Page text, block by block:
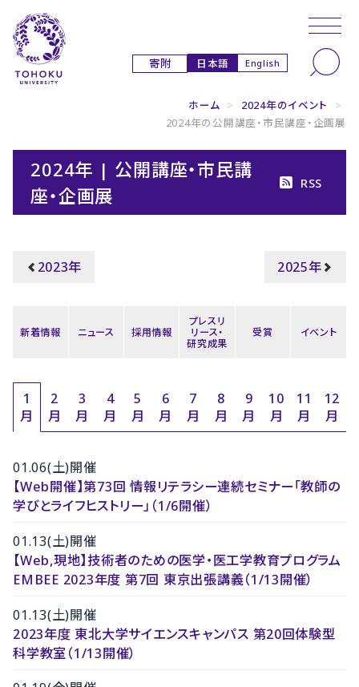
寄附 日本語 English
ホーム > 2024年のイベント
>
2024年の公開講座・市民講座・企画展
2024年 | 公開講座・市民講
座・企画展
RSS
2023年 2025年
新着情報 ニュース 採用情報
プレスリ
リース・
研究成果
受賞 イベント
1
月
2
月
3
月
4
月
5
月
6
月
7
月
8
月
9
月
10
月
11
月
12
月
01.06(土)開催
【Web開催】第73回 情報リテラシー連続セミナー「教師の
学びとライフヒストリー」（1/6開催）
01.13(土)開催
【Web,現地】技術者のための医学・医工学教育プログラム
EMBEE 2023年度 第7回 東京出張講義（1/13開催）
01.13(土)開催
2023年度 東北大学サイエンスキャンパス 第20回体験型
科学教室（1/13開催）